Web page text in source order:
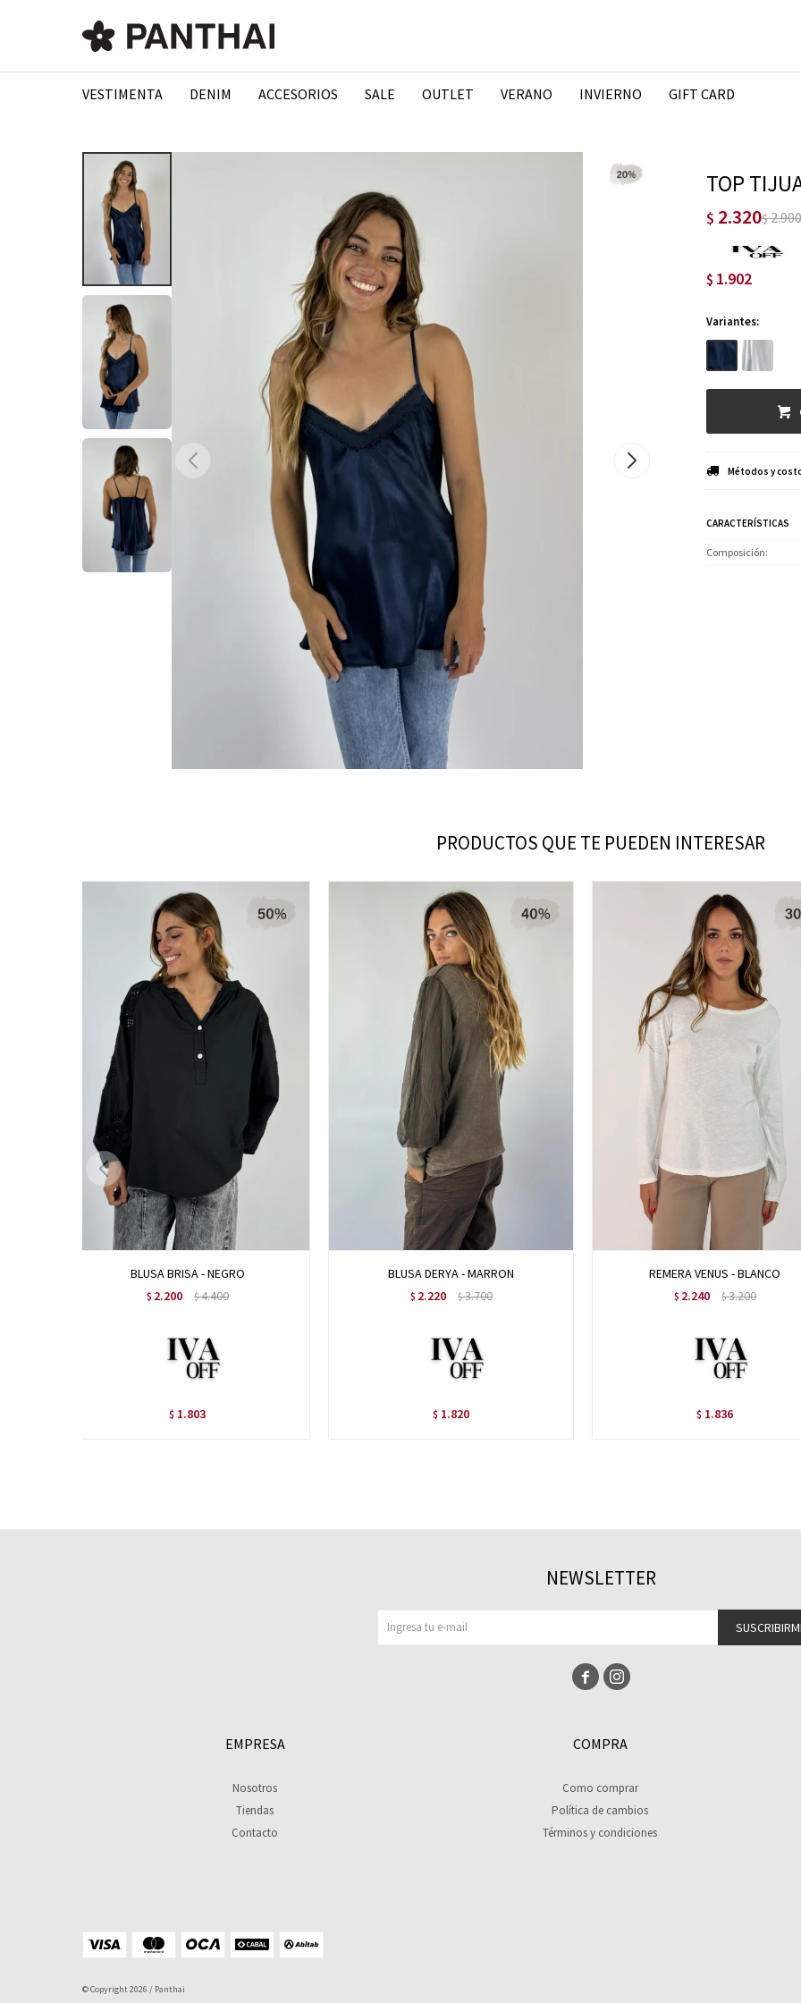
VESTIMENTA DENIM ACCESORIOS SALE OUTLET VERANO INVIERNO GIFT CARD
TOP
$ 2.320$2.900
$ 1.902
Variantes:
Métodos y
CARACTERÍSTICAS
Composición
PRODUCTOS QUE TE PUEDEN INTERESAR
BLUSA BRISA - NEGRO
$ 2.200 $4.400
$ 1.803
BLUSA DERYA - MARRON
$ 2.220 $3.700
$ 1.820
REMERA VENUS - BLANCO
$ 2.240 $3.200
$ 1.836
EMPRESA
Nosotros
Tiendas
Contacto
COMPRA
Como comprar
Política de cambios
Términos y condiciones
NEWSLETTER
 
© Copyright 2026 / Panthai